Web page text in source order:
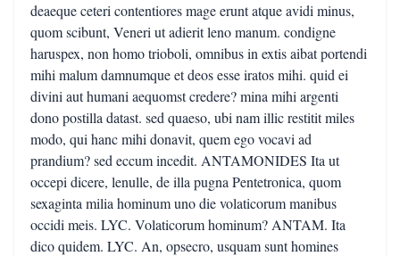
deaeque ceteri contentiores mage erunt atque avidi minus,
quom scibunt, Veneri ut adierit leno manum. condigne
haruspex, non homo trioboli, omnibus in extis aibat portendi
mihi malum damnumque et deos esse iratos mihi. quid ei
divini aut humani aequomst credere? mina mihi argenti
dono postilla datast. sed quaeso, ubi nam illic restitit miles
modo, qui hanc mihi donavit, quem ego vocavi ad
prandium? sed eccum incedit. ANTAMONIDES Ita ut
occepi dicere, lenulle, de illa pugna Pentetronica, quom
sexaginta milia hominum uno die volaticorum manibus
occidi meis. LYC. Volaticorum hominum? ANTAM. Ita
dico quidem. LYC. An, opsecro, usquam sunt homines